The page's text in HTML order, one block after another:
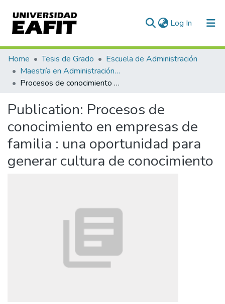
Log In (current)
Communities & Collections
All of DSpace
Home Tesis de Grado
Escuela de Administración
Maestría en Administración - MBA (tesis)
Procesos de conocimiento en empresas de familia : una oportunidad para generar cultura de conocimiento
Publication: Procesos de
conocimiento en empresas de
familia : una oportunidad para
generar cultura de conocimiento